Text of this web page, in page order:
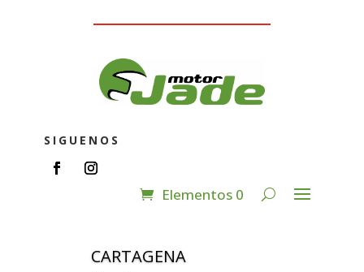
SIGUENOS
Elementos 0
CARTAGENA